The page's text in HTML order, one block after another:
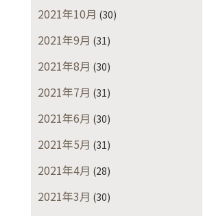
2021年10月 (30)
2021年9月 (31)
2021年8月 (30)
2021年7月 (31)
2021年6月 (30)
2021年5月 (31)
2021年4月 (28)
2021年3月 (30)